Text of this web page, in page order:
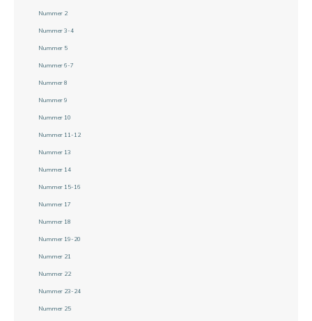
Nummer 2
Nummer 3-4
Nummer 5
Nummer 6-7
Nummer 8
Nummer 9
Nummer 10
Nummer 11-12
Nummer 13
Nummer 14
Nummer 15-16
Nummer 17
Nummer 18
Nummer 19-20
Nummer 21
Nummer 22
Nummer 23-24
Nummer 25